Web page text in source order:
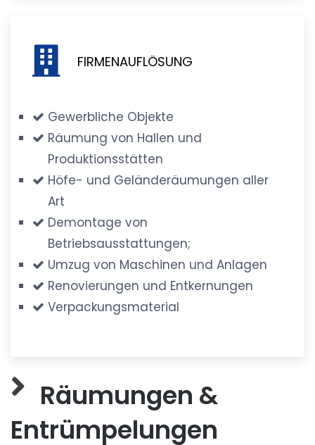
FIRMENAUFLÖSUNG
Gewerbliche Objekte
Räumung von Hallen und
Produktionsstätten
Höfe- und Geländeräumungen aller
Art
Demontage von
Betriebsausstattungen;
Umzug von Maschinen und Anlagen
Renovierungen und Entkernungen
Verpackungsmaterial
Räumungen &
Entrümpelungen